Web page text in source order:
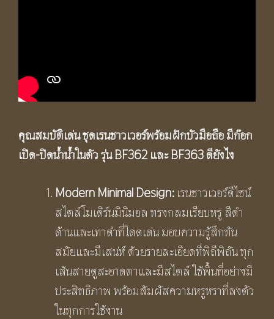
คุณสมบัติเด่น ชุดเรนชาวเวอร์พร้อมฝักบัวมือถือ มีก๊อก
เปิด-ปิดน้ำน้ำในตัว รุ่นBF362 และBF363ดียังไง
Modern MinimalDesign: เรนชาวเวอร์ดีไซน์
สไตล์โมเดิร์นมินิมอล ทรงกลมเรียบหรู สีดำ
ด้านและเทาดำที่โดดเด่น มอบความรู้สึกทัน
สมัยและมีเสน่ห์ ด้วยรายละเอียดที่พิถีพิถัน ทุก
เส้นสายดูสะอาดตาและมีสไตล์ ใช้พื้นที่อย่างมี
ประสิทธิภาพ พร้อมสัมผัสความหรูหราที่ลงตัว
ในทุกการใช้งาน